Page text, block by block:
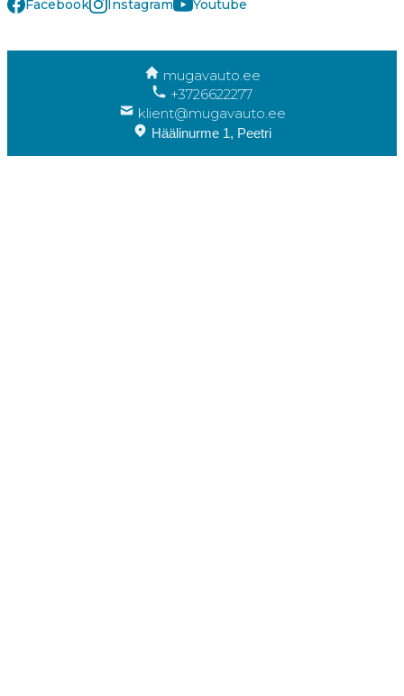
Facebook Instagram Youtube
mugavauto.ee
+3726622277
klient@mugavauto.ee
Häälinurme 1, Peetri